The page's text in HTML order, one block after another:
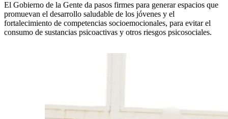
El Gobierno de la Gente da pasos firmes para generar espacios que
promuevan el desarrollo saludable de los jóvenes y el
fortalecimiento de competencias socioemocionales, para evitar el
consumo de sustancias psicoactivas y otros riesgos psicosociales.